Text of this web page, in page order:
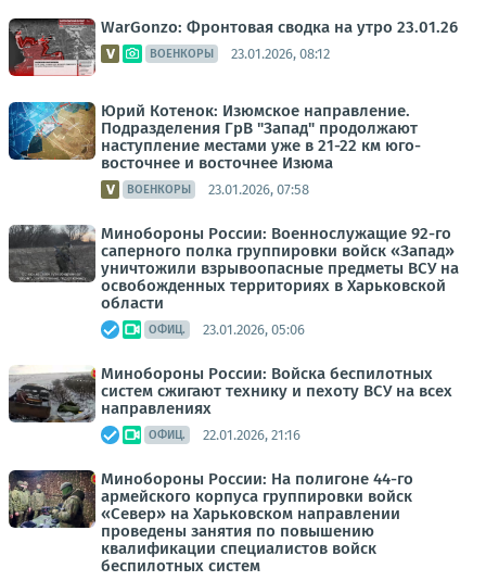
WarGonzo: Фронтовая сводка на утро 23.01.26
ВОЕНКОРЫ 23.01.2026, 08:12
Юрий Котенок: Изюмское направление.
Подразделения ГрВ "Запад" продолжают
наступление местами уже в 21-22 км юго-
восточнее и восточнее Изюма
ВОЕНКОРЫ 23.01.2026, 07:58
Минобороны России: Военнослужащие 92-го
саперного полка группировки войск «Запад»
уничтожили взрывоопасные предметы ВСУ на
освобожденных территориях в Харьковской
области
ОФИЦ. 23.01.2026, 05:06
Минобороны России: Войска беспилотных
систем сжигают технику и пехоту ВСУ на всех
направлениях
ОФИЦ. 22.01.2026, 21:16
Минобороны России: На полигоне 44-го
армейского корпуса группировки войск
«Север» на Харьковском направлении
проведены занятия по повышению
квалификации специалистов войск
беспилотных систем